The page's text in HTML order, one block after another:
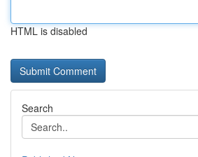
HTML is disabled
Search